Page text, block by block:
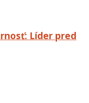
Líder pred